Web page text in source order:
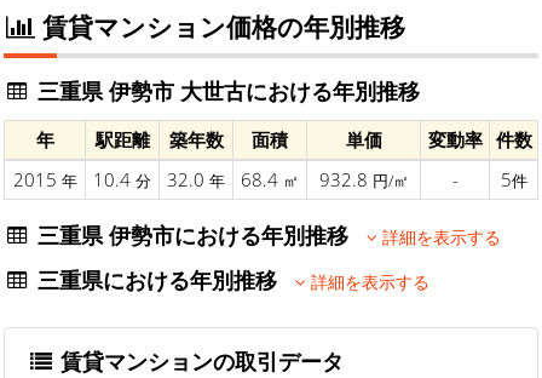
賃貸マンション価格の年別推移
三重県 伊勢市 大世古における年別推移
年 駅距離 築年数 面積 単価 変動率 件数
2015 年 10.4 分 32.0 年 68.4 ㎡ 932.8 円/㎡ - 5件
三重県 伊勢市における年別推移 詳細を表示する
三重県における年別推移 詳細を表示する
賃貸マンションの取引データ